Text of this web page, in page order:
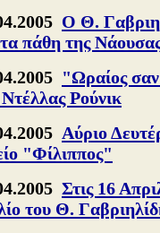
Ο Θ.
τα πάθη της
"Ωραίος
Ρούνικ
Αύριο
"Φίλιππος"
Στις 16
του Θ.